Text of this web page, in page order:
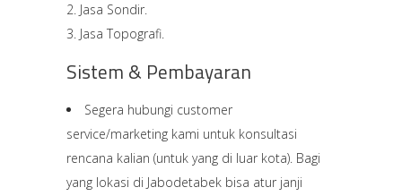
Jasa Sondir.
Jasa Topografi.
Sistem & Pembayaran
Segera hubungi customer
service/marketing kami untuk konsultasi
rencana kalian (untuk yang di luar kota). Bagi
yang lokasi di Jabodetabek bisa atur janji